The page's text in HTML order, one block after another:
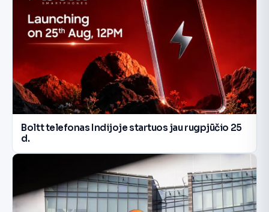
Boltt telefonas Indijoje startuos jau rugpjūčio 25
d.